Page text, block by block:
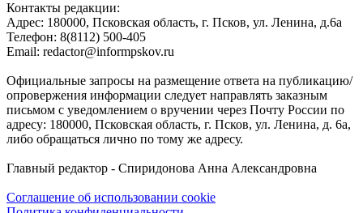
Контакты редакции:
Адреc: 180000, Псковская область, г. Псков, ул. Ленина, д.6а
Телефон: 8(8112) 500-405
Email: redactor@informpskov.ru
Официальные запросы на размещение ответа на публикацию/
опровержения информации следует направлять заказным
письмом с уведомлением о вручении через Почту России по
адресу: 180000, Псковская область, г. Псков, ул. Ленина, д. 6а,
либо обращаться лично по тому же адресу.
Главный редактор - Спиридонова Анна Александровна
Соглашение об использовании cookie